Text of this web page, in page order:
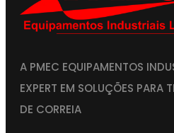
A PMEC EQUIPAMENTOS
EXPERT EM SOLUÇÕES PARA
DE CORREIA